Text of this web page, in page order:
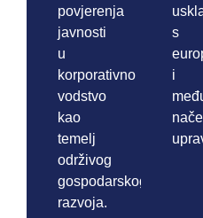
povjerenja
javnosti
u
korporativno
vodstvo
kao
temelj
održivog
gospodarskog
razvoja.
s
i